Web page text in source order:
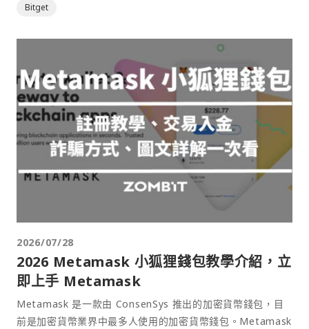
Bitget
2026/07/28
2026 Metamask 小狐狸錢包教學介紹，立
即上手 Metamask
Metamask 是一款由 ConsenSys 推出的加密貨幣錢包，目
前是加密貨幣業界中最多人使用的加密貨幣錢包。Metamask